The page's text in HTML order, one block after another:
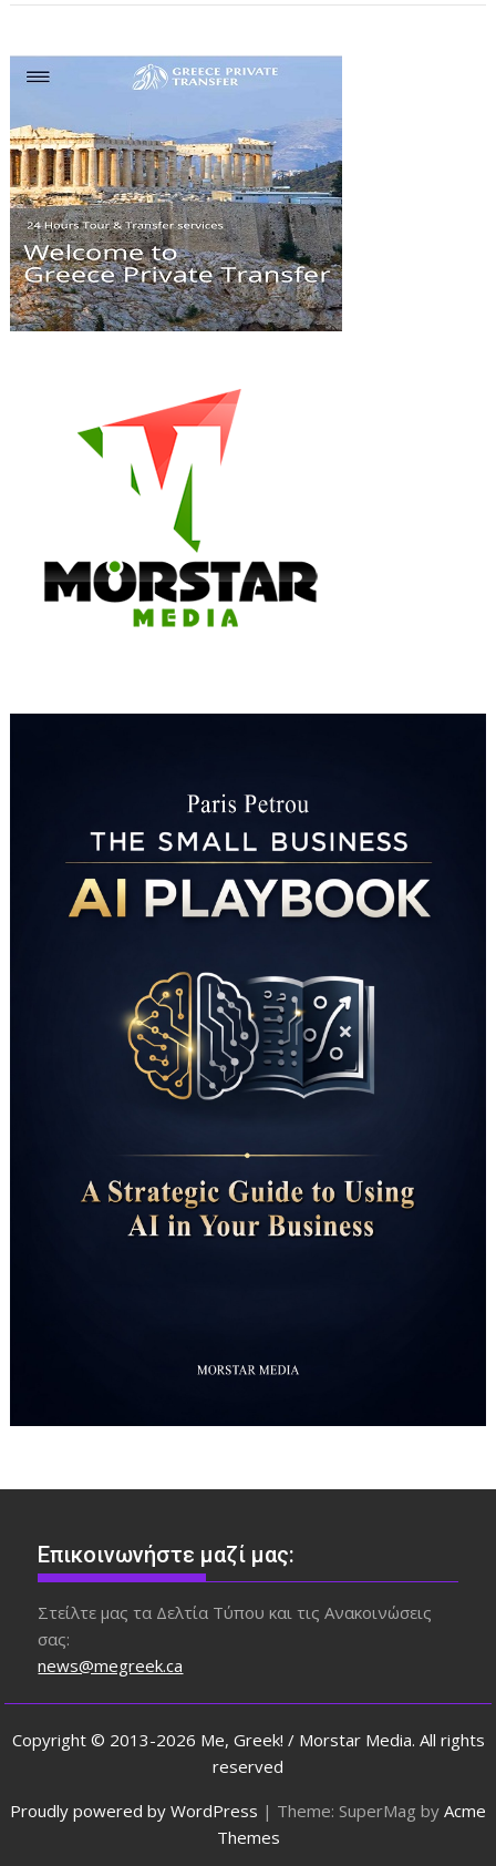
Επικοινωνήστε μαζί μας:
Στείλτε μας τα Δελτία Τύπου και τις Ανακοινώσεις
σας:
news@megreek.ca
Copyright © 2013-2026 Me, Greek! / Morstar Media. All rights
reserved
Proudly powered by WordPress | Theme: SuperMag by Acme
Themes